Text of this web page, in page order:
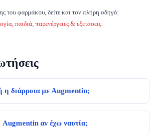
του φαρμάκου, δείτε και τον πλήρη οδηγό:
παιδιά, παρενέργειες & εξετάσεις.
η διάρροια με Augmentin;
αν έχω ναυτία;